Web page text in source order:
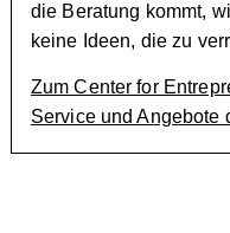
die Beratung kommt,
keine Ideen, die zu
Zum Center for
Service und Angebote